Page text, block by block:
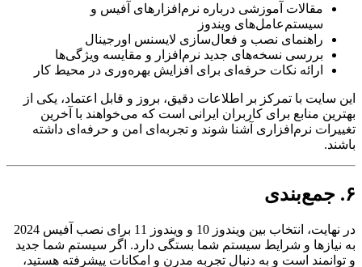
مقالات آموزشی درباره نرم‌افزارهای آفیس و
سیستم‌عامل‌های ویندوز
راهنمای نصب و فعال‌سازی لایسنس اورجینال
بررسی نسخه‌های جدید نرم‌افزار و مقایسه ویژگی‌ها
ارائه نکات حرفه‌ای برای افزایش بهره‌وری در محیط کار
این سایت با تمرکز بر اطلاعات دقیق، بروز و قابل اعتماد، یکی از
بهترین منابع برای کاربران ایرانی است که می‌خواهند با آخرین
تغییرات نرم‌افزاری آشنا شوند و تجربه‌ای امن و حرفه‌ای داشته
باشند.
۶. جمع‌بندی
در نهایت، انتخاب بین ویندوز 10 و ویندوز 11 برای نصب آفیس 2024
به نیازها و شرایط سیستم شما بستگی دارد. اگر سیستم شما جدید
و توانمند است و به دنبال تجربه مدرن و امکانات پیشرفته هستید،